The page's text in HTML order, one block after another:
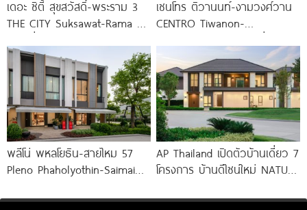
เดอะ ซิตี้ สุขสวัสดิ์-พระราม 3
THE CITY Suksawat-Rama 3
ทางด่วน
เซนโทร ติวานนท์-งามวงศ์วาน
CENTRO Tiwanon-
ดีไซน์ใหม่จาก AP Thai ใกล้
ทางด่วนและรถไฟฟ้า เริ่ม 12-16
พลีโน่ พหลโยธิน-สายไหม 57
Pleno Phaholyothin-Saimai
ใหม่จาก AP ทำเลใจกลาง
AP Thailand เปิดตัวบ้านเดี่ยว 7
โครงการ บ้านดีไซน์ใหม่ NATURE